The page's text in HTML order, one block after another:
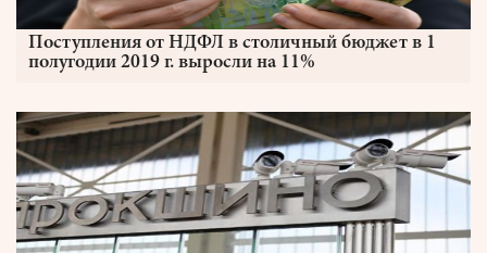
Поступления от НДФЛ в столичный бюджет в 1
полугодии 2019 г. выросли на 11%